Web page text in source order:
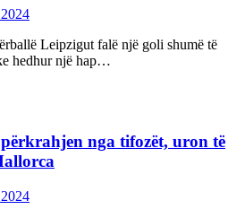
Leipzigut falë një goli shumë të
hedhur një hap…
nga tifozët, uron të